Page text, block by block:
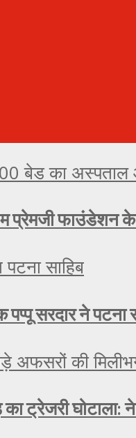
प्रेमजी फाउंडेशन
पप्पू सरदार ने पटना
ट्रेजरी घोटाला: